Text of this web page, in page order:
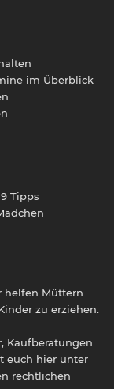
im Überblick
Tipps
helfen Müttern
zu erziehen.
Kaufberatungen
euch hier unter
rechtlichen